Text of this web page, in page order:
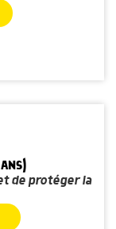
de protéger la